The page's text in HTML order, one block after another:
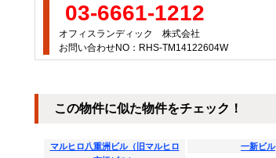
03-6661-1212
オフィスランディック 株式会社
お問い合わせNO：RHS-TM14122604W
この物件に似た物件をチェック！
マルヒロ八重洲ビル（旧マルヒロ
一新ビル